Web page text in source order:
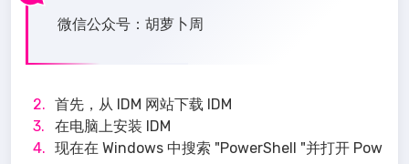
微信公众号：胡萝卜周
首先，从 IDM 网站下载 IDM
在电脑上安装 IDM
现在在 Windows 中搜索 "PowerShell "并打开 Pow